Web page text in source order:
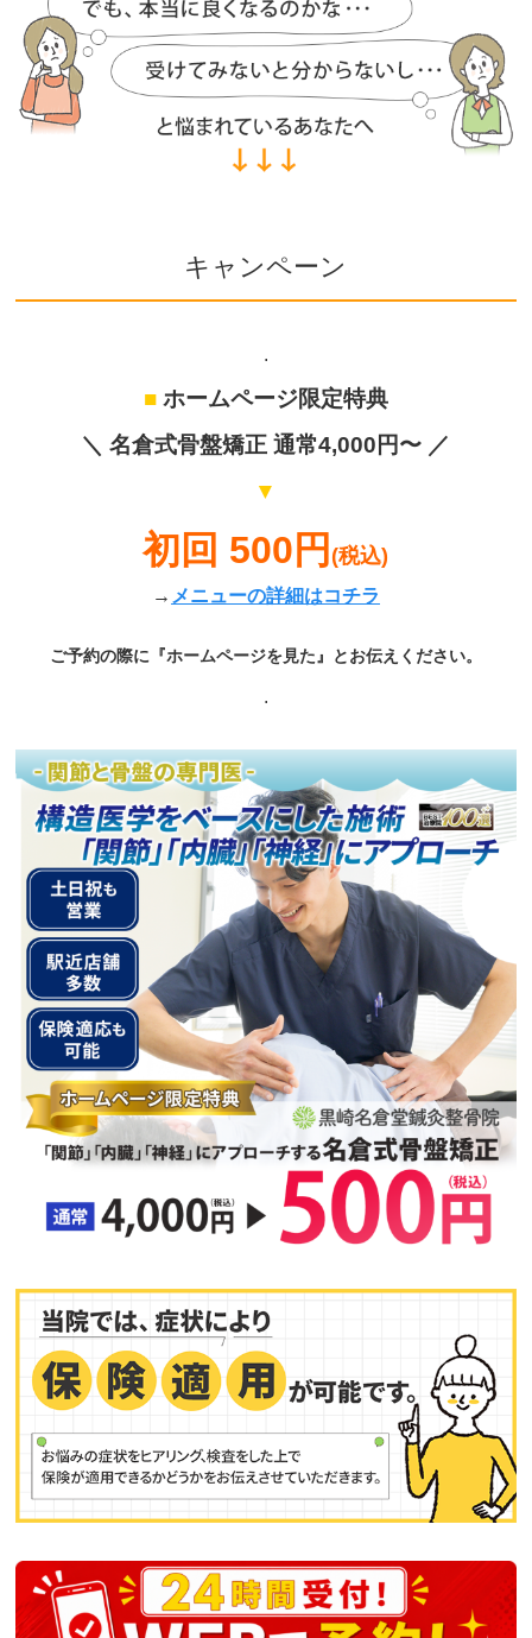
キャンペーン
.
■ホームページ限定特典
＼名倉式骨盤矯正 通常4,000円〜 ／
▼
初回 500円(税込)
→ メニューの詳細はコチラ
ご予約の際に『ホームページを見た』とお伝えください。
.